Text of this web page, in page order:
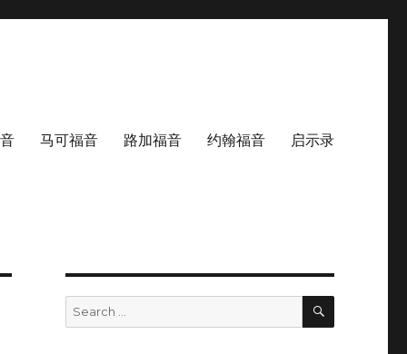
马可福音 路加福音 约翰福音 启示录
Search
for:
SEARCH